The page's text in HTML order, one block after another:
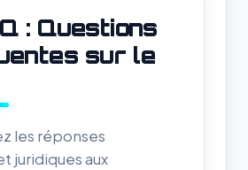
: Questions
sur le
les réponses
juridiques aux